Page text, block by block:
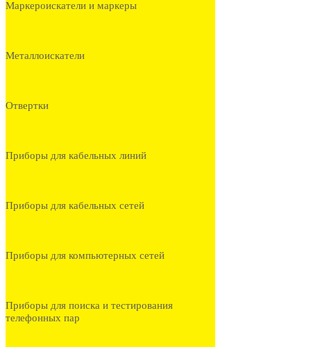
Маркероискатели и маркеры
Металлоискатели
Отвертки
Приборы для кабельных линий
Приборы для кабельных сетей
Приборы для компьютерных сетей
Приборы для поиска и тестирования
телефонных пар